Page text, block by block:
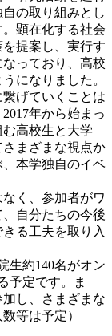
の取り組みとし
顕在化する社会
提案し、実行す
っており、高校
になりました。
げていくことは
年から始まっ
高校生と大学
まざまな視点か
本学独自のイベ
く、参加者がワ
自分たちの今後
る工夫を取り入
生約140名がオン
予定です。ま
し、さまざまな
等は予定）